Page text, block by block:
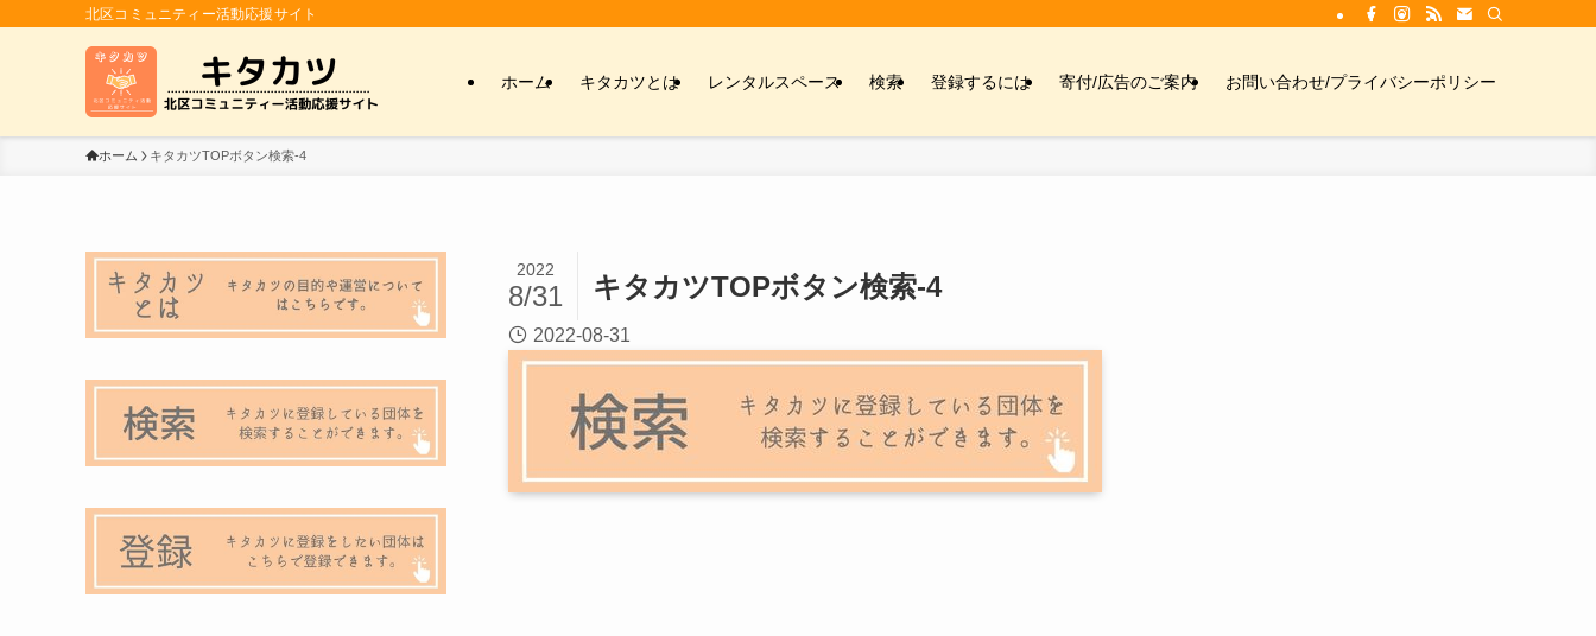
北区コミュニティー活動応援サイト
ホーム キタカツとは レンタルスペース 検索 登録するには 寄付/広告のご案内 お問い合わせ/プライバシーポリシー
ホーム キタカツTOPボタン検索-4
キタカツTOPボタン検索-4
2022
8/31
2022-08-31